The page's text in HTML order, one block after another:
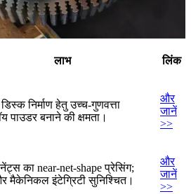
लाभ लिंक
निर्माण हेतु उच्च-गुणवत्ता
पाउडर बनाने की क्षमता।
और
जानें
>>
का near-net-shape प्रेसिंग;
मैकेनिकल इंटेग्रिटी सुनिश्चित।
और
जानें
>>